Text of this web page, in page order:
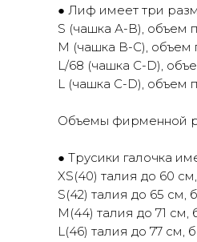
● Лиф имеет три
S (чашка А-В), объем
М (чашка В-С), объем
L/68 (чашка C-D),
L (чашка C-D), объем
Объемы фирменной
● Трусики галочка
XS(40) талия до 60
S(42) талия до 65 см,
М(44) талия до 71 см,
L(46) талия до 77 см,